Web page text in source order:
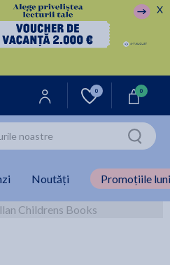
X
0 0
Noutăți Promoțiile
Childrens Books